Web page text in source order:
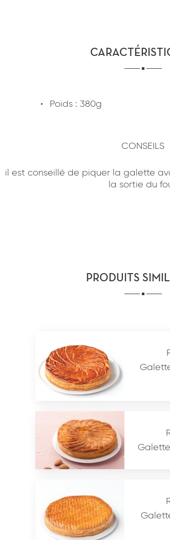
Poids : 380g
CONSEILS
il est conseillé de piquer la galette
la sortie du
PRODUITS